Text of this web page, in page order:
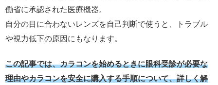
働省に承認された医療機器。
自分の目に合わないレンズを自己判断で使うと、トラブル
や視力低下の原因にもなります。
この記事では、カラコンを始めるときに眼科受診が必要な
理由やカラコンを安全に購入する手順について、詳しく解